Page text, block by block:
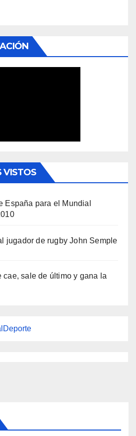
VISTOS
España para el Mundial
jugador de rugby John Semple
cae, sale de último y gana la